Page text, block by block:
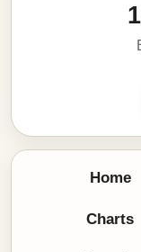
Home
Charts